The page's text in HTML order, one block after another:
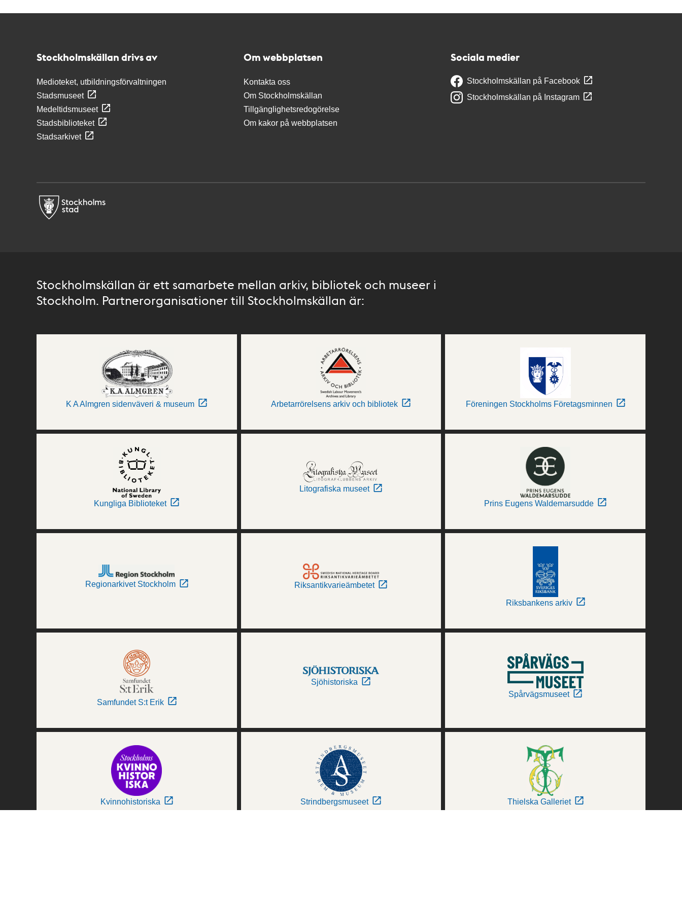
Stockholmskällan drivs av
Medioteket, utbildningsförvaltningen
Stadsmuseet
Medeltidsmuseet
Stadsbiblioteket
Stadsarkivet
Om webbplatsen
Kontakta oss
Om Stockholmskällan
Tillgänglighetsredogörelse
Om kakor på webbplatsen
Sociala medier
Stockholmskällan på Facebook
Stockholmskällan på Instagram
Stockholmskällan är ett samarbete mellan arkiv, bibliotek och museer i
Stockholm. Partnerorganisationer till Stockholmskällan är:
K A Almgren sidenväveri & museum Arbetarrörelsens arkiv och bibliotek Föreningen Stockholms Företagsminnen
Kungliga Biblioteket
Litografiska museet
Prins Eugens Waldemarsudde
Regionarkivet Stockholm Riksantikvarieämbetet
Riksbankens arkiv
Samfundet S:t Erik
Sjöhistoriska
Spårvägsmuseet
Kvinnohistoriska Strindbergsmuseet Thielska Galleriet